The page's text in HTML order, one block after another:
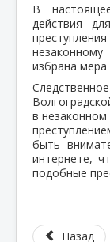
В
действия
избрана мера
в
быть
интернете,
подобные
Назад